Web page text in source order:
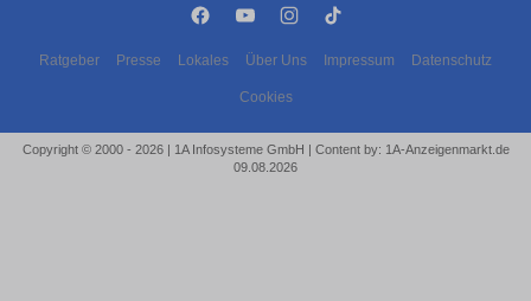
Ratgeber Presse Lokales Über Uns Impressum Datenschutz
Cookies
Copyright © 2000 - 2026 | 1A Infosysteme GmbH | Content by: 1A-Anzeigenmarkt.de
09.08.2026